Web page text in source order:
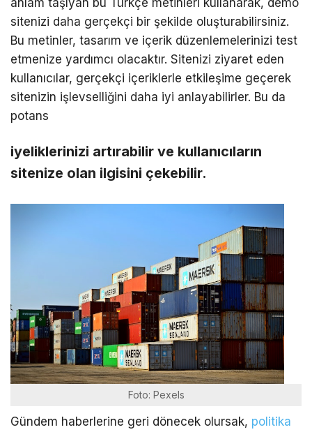
sitenizi daha gerçekçi bir şekilde oluşturabilirsiniz.
Bu metinler, tasarım ve içerik düzenlemelerinizi test
etmenize yardımcı olacaktır. Sitenizi ziyaret eden
kullanıcılar, gerçekçi içeriklerle etkileşime geçerek
sitenizin işlevselliğini daha iyi anlayabilirler. Bu da
potans
iyeliklerinizi artırabilir ve kullanıcıların
sitenize olan ilgisini çekebilir.
Foto: Pexels
Gündem haberlerine geri dönecek olursak, politika